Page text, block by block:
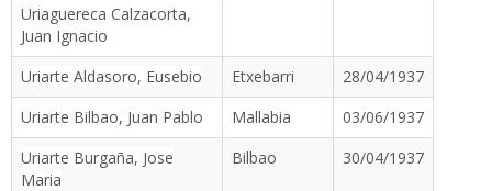
Uriaguereca Calzacorta,
Juan Ignacio
Uriarte Aldasoro, Eusebio
Etxebarri
28/04/1937
Uriarte Bilbao, Juan Pablo
Mallabia
03/06/1937
Uriarte Burgaña, Jose
Maria
Bilbao 30/04/1937